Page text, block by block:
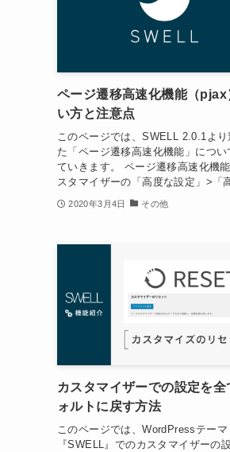
ページ遷移高速化機能（pjax
い方と注意点
このページでは、SWELL 2.0.1よ
た「ページ遷移高速化機能」につい
ていきます。 ページ遷移高速化機
スタマイザーの「高度な設定」>「
2020年3月4日 その他
カスタマイザーでの設定を全
ォルトに戻す方法
このページでは、WordPressテーマ
『SWELL』でのカスタマイザーの